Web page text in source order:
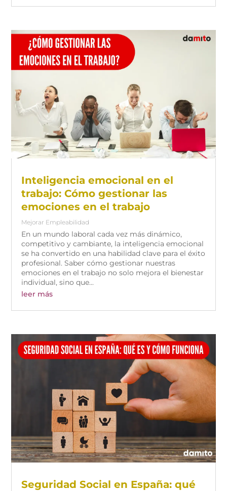
Inteligencia emocional en el
trabajo: Cómo gestionar las
emociones en el trabajo
Mejorar Empleabilidad
En un mundo laboral cada vez más dinámico,
competitivo y cambiante, la inteligencia emocional
se ha convertido en una habilidad clave para el éxito
profesional. Saber cómo gestionar nuestras
emociones en el trabajo no solo mejora el bienestar
individual, sino que...
leer más
Seguridad Social en España: qué